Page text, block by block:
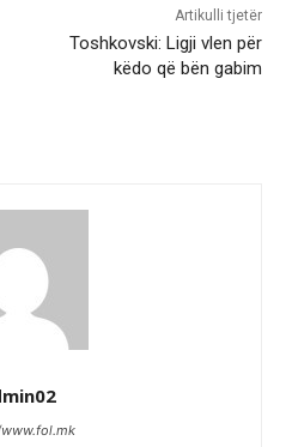
Artikulli tjetër
Toshkovski: Ligji vlen për
këdo që bën gabim